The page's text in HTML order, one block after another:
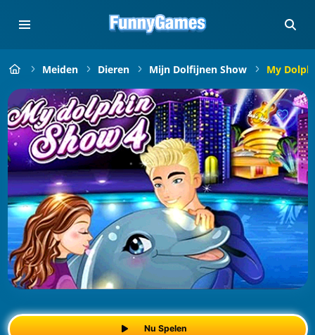
Meiden Dieren Mijn Dolfijnen Show My
Nu Spelen